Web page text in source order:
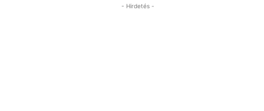
- Hirdetés -